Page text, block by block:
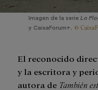
Imagen de la serie La
y CaixaForum+. ©
El reconocido
y la escritora y
autora de También